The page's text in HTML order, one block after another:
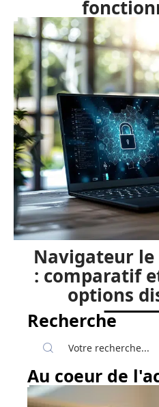
Navigateur le
: comparatif
options
Recherche
Au coeur de